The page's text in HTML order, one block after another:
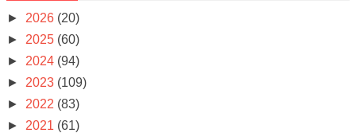
► 2026 (20)
► 2025 (60)
► 2024 (94)
► 2023 (109)
► 2022 (83)
► 2021 (61)